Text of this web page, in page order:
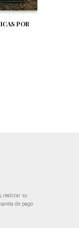
POR
realizar su
de pago